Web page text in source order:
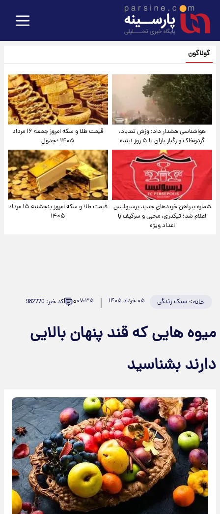
گوناگون
هواشناسی هشدار داد: وزش تندباد،
گردوخاک و رگبار باران تا ۵ روز آینده
قیمت طلا و سکه امروز جمعه ۱۶ مرداد
۱۴۰۵ +جدول
شماره پیراهن خریدهای جدید پرسپولیس
اعلام شد؛ تیکدری، محبی و سرگیف با
اعداد ویژه
قیمت طلا و سکه امروز پنجشنبه ۱۵ مرداد
۱۴۰۵
خانه>سبک زندگی ۰۵ خرداد ۱۴۰۵ ۰۷:۳۵۰ کد خبر: 982770
میوه هایی که قند پنهان بالایی
دارند بشناسید